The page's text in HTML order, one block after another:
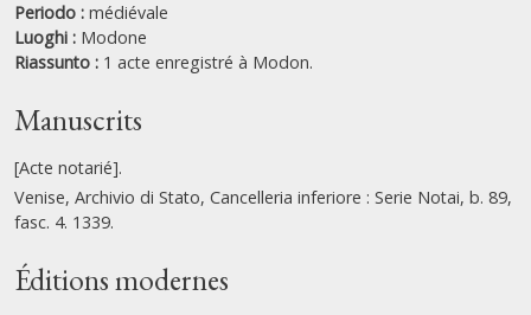
Periodo : médiévale
Luoghi : Modone
Riassunto : 1 acte enregistré à Modon.
Manuscrits
[Acte notarié].
Venise, Archivio di Stato, Cancelleria inferiore : Serie Notai, b. 89,
fasc. 4. 1339.
Éditions modernes